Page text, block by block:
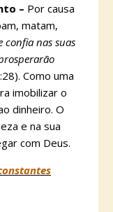
– Por causa
matam,
confia nas suas
Como uma
imobilizar o
dinheiro. O
e na sua
com Deus.